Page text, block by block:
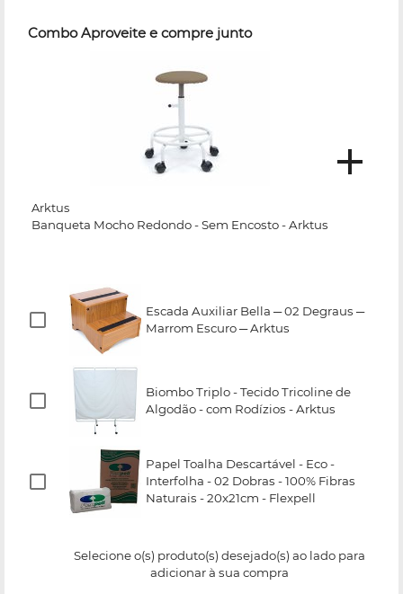
Combo Aproveite e compre junto
Arktus
Banqueta Mocho Redondo - Sem Encosto - Arktus
Escada Auxiliar Bella ─ 02 Degraus ─
Marrom Escuro ─ Arktus
Biombo Triplo - Tecido Tricoline de
Algodão - com Rodízios - Arktus
Papel Toalha Descartável - Eco -
Interfolha - 02 Dobras - 100% Fibras
Naturais - 20x21cm - Flexpell
Selecione o(s) produto(s) desejado(s) ao lado para
adicionar à sua compra